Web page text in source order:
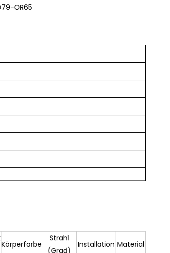
OR65
Körperfarbe
Strahl
(Grad)
Installation Material